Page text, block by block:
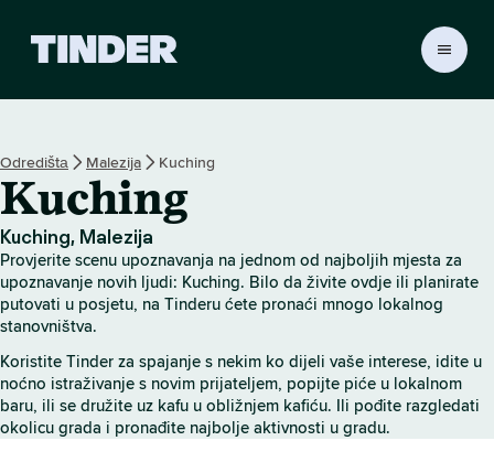
r
H
o
e
Odredištа Malezija Kuching
Kuching
Kuching, Malezija
Provjerite scenu upoznavanja na jednom od najboljih mjesta za
upoznavanje novih ljudi: Kuching. Bilo da živite ovdje ili planirate
putovati u posjetu, na Tinderu ćete pronaći mnogo lokalnog
stanovništva.
Koristite Tinder za spajanje s nekim ko dijeli vaše interese, idite u
noćno istraživanje s novim prijateljem, popijte piće u lokalnom
baru, ili se družite uz kafu u obližnjem kafiću. Ili pođite razgledati
okolicu grada i pronađite najbolje aktivnosti u gradu.